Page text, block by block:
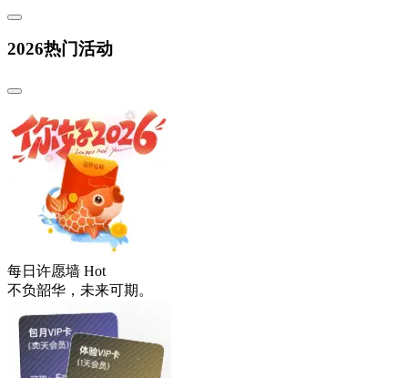
2026热门活动
每日许愿墙 Hot
不负韶华，未来可期。